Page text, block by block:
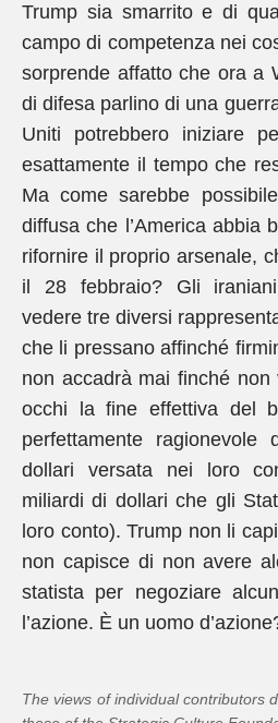
Trump sia smarrito e di
campo di competenza nei
sorprende affatto che ora a
di difesa parlino di una
Uniti potrebbero iniziare
esattamente il tempo che
Ma come sarebbe
diffusa che l’America abbia
rifornire il proprio arsenale,
il 28 febbraio? Gli
vedere tre diversi
che li pressano affinché
non accadrà mai finché
occhi la fine effettiva del
perfettamente
dollari versata nei loro
miliardi di dollari che gli
loro conto). Trump non li
non capisce di non avere
statista per negoziare
l’azione. È un uomo
The views of individual contributors